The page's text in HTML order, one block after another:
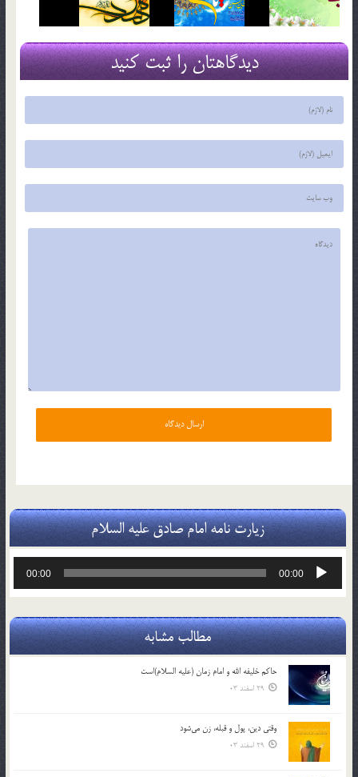
دیدگاهتان را ثبت کنید
زیارت نامه امام صادق علیه السلام
پخش‌کننده
00:00
00:00
مطالب مشابه
حاکم خليفه الله و امام زمان (علیه السلام)است
29 اسفند 03
وقتی دین، پول و قبله، زن می‌شود
29 اسفند 03